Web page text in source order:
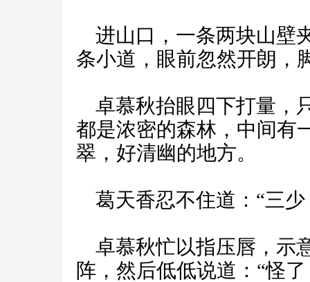
进山口，一条两块山壁
条小道，眼前忽然开朗，
卓慕秋抬眼四下打量，
都是浓密的森林，中间有
翠，好清幽的地方。
葛天香忍不住道：“三少
卓慕秋忙以指压唇，示
阵，然后低低说道：“怪